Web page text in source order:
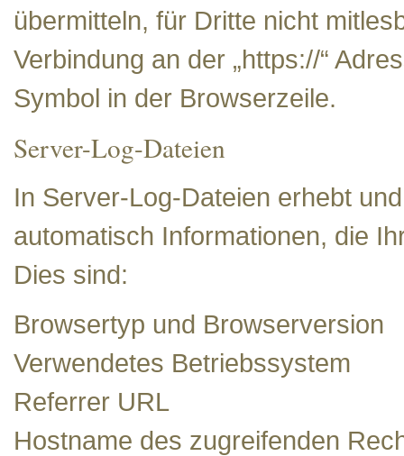
übermitteln, für Dritte nicht
Verbindung an der „https://“
Symbol in der Browserzeile.
Server-Log-Dateien
In Server-Log-Dateien erhebt
automatisch Informationen, die
Dies sind:
Browsertyp und Browserversion
Verwendetes Betriebssystem
Referrer URL
Hostname des zugreifenden